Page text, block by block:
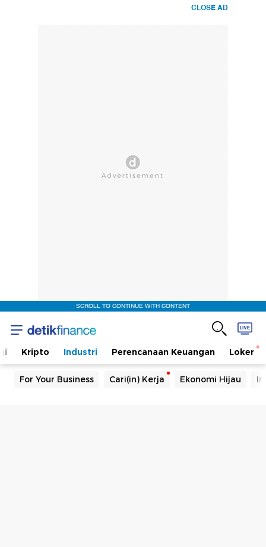
CLOSE AD
SCROLL TO CONTINUE WITH CONTENT
Kripto Industri Perencanaan Keuangan Loker
For Your Business Cari(in) Kerja Ekonomi Hijau